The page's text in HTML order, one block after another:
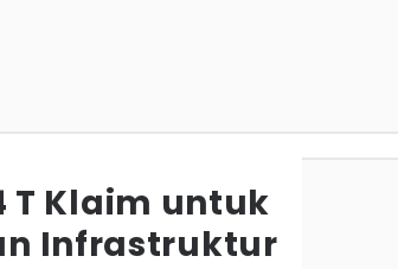
T Klaim untuk
Infrastruktur